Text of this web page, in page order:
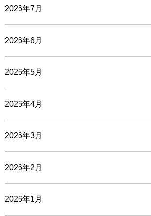
2026年7月
2026年6月
2026年5月
2026年4月
2026年3月
2026年2月
2026年1月